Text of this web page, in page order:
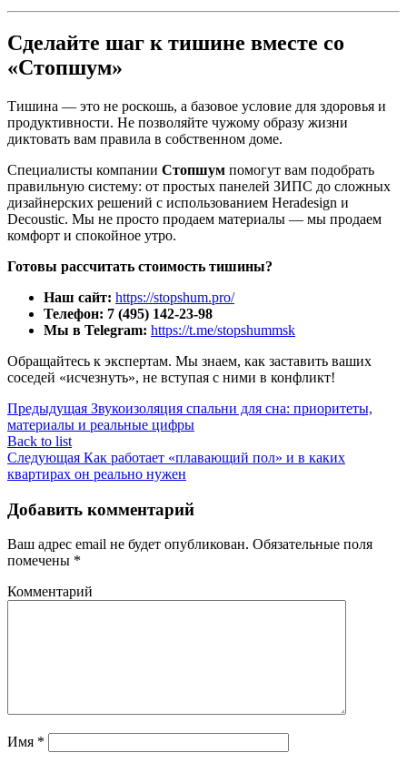
Сделайте шаг к тишине вместе со
«Стопшум»
Тишина — это не роскошь, а базовое условие для здоровья и
продуктивности. Не позволяйте чужому образу жизни
диктовать вам правила в собственном доме.
Специалисты компании Стопшум помогут вам подобрать
правильную систему: от простых панелей ЗИПС до сложных
дизайнерских решений с использованием Heradesign и
Decoustic. Мы не просто продаем материалы — мы продаем
комфорт и спокойное утро.
Готовы рассчитать стоимость тишины?
Наш сайт: https://stopshum.pro/
Телефон: 7 (495) 142-23-98
Мы в Telegram: https://t.me/stopshummsk
Обращайтесь к экспертам. Мы знаем, как заставить ваших
соседей «исчезнуть», не вступая с ними в конфликт!
Предыдущая Звукоизоляция спальни для сна: приоритеты,
материалы и реальные цифры
Back to list
Следующая Как работает «плавающий пол» и в каких
квартирах он реально нужен
Добавить комментарий
Ваш адрес email не будет опубликован. Обязательные поля
помечены *
Комментарий
Имя *